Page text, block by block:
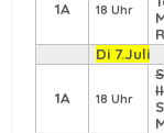
1A 18 Uhr
Di 7.Juli
1A 18 Uhr
II